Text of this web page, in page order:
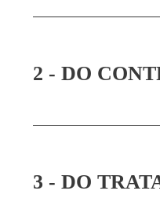
2 - DO
3 - DO